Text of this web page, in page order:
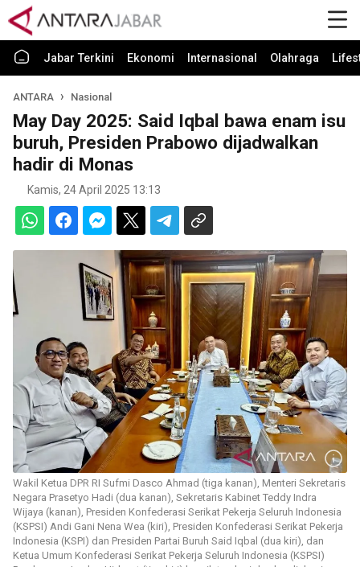
Jabar Terkini Ekonomi Internasional Olahraga
ANTARA Nasional
May Day 2025: Said Iqbal bawa enam isu
buruh, Presiden Prabowo dijadwalkan
hadir di Monas
Kamis, 24 April 2025 13:13
Wakil Ketua DPR RI Sufmi Dasco Ahmad (tiga kanan), Menteri Sekretaris
Negara Prasetyo Hadi (dua kanan), Sekretaris Kabinet Teddy Indra
Wijaya (kanan), Presiden Konfederasi Serikat Pekerja Seluruh Indonesia
(KSPSI) Andi Gani Nena Wea (kiri), Presiden Konfederasi Serikat Pekerja
Indonesia (KSPI) dan Presiden Partai Buruh Said Iqbal (dua kiri), dan
Ketua Umum Konfederasi Serikat Pekerja Seluruh Indonesia (KSPSI)